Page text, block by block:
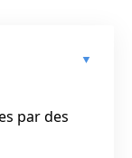
par des